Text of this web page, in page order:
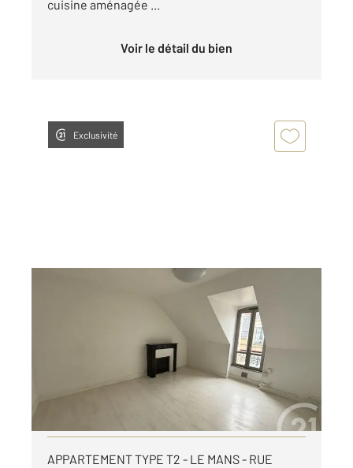
cuisine aménagée ...
Voir le détail du bien
Exclusivité
Appartement T2 à louer
499 €
par mois charges comprises
APPARTEMENT TYPE T2 - LE MANS - RUE